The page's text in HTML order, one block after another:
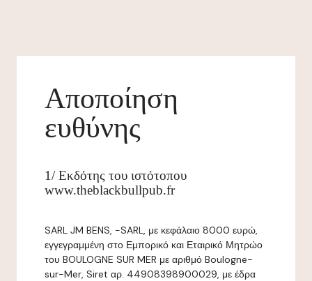
Αποποίηση
ευθύνης
1/ Εκδότης του ιστότοπου
www.theblackbullpub.fr
SARL JM BENS, -SARL, με κεφάλαιο 8000 ευρώ,
εγγεγραμμένη στο Εμπορικό και Εταιρικό Μητρώο
του BOULOGNE SUR MER με αριθμό Boulogne-
sur-Mer, Siret αρ. 44908398900029, με έδρα